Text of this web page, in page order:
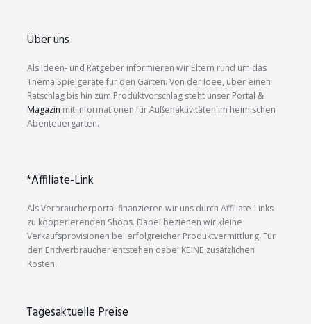
Über uns
Als Ideen- und Ratgeber informieren wir Eltern rund um das
Thema Spielgeräte für den Garten. Von der Idee, über einen
Ratschlag bis hin zum Produktvorschlag steht unser Portal &
Magazin mit Informationen für Außenaktivitäten im heimischen
Abenteuergarten.
*Affiliate-Link
Als Verbraucherportal finanzieren wir uns durch Affiliate-Links
zu kooperierenden Shops. Dabei beziehen wir kleine
Verkaufsprovisionen bei erfolgreicher Produktvermittlung. Für
den Endverbraucher entstehen dabei KEINE zusätzlichen
Kosten.
Tagesaktuelle Preise